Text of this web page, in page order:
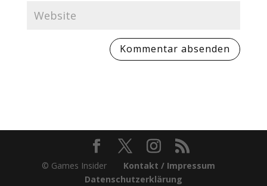
© Games Insider Kontakt / Impressum
Datenschutzerklärung